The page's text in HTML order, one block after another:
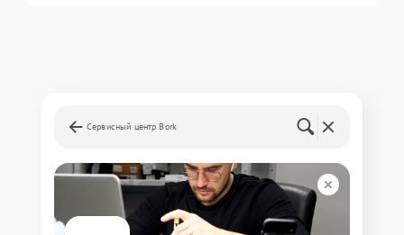
Сервисный центр Bork